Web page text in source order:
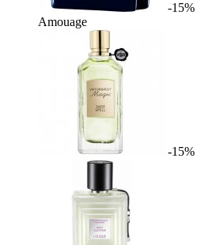
-15%
Amouage
-15%